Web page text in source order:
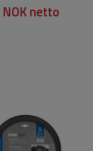
netto